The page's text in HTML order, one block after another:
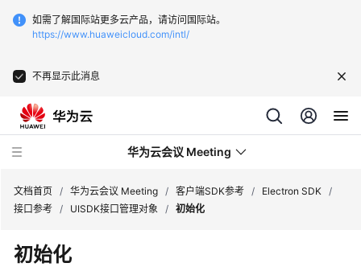
如需了解国际站更多云产品，请访问国际站。
https://www.huaweicloud.com/intl/
不再显示此消息
华为云会议 Meeting
最
新
文档首页 / 华为云会议 Meeting / 客户端SDK参考 / Electron SDK /
接口参考 / UISDK接口管理对象 / 初始化
初始化